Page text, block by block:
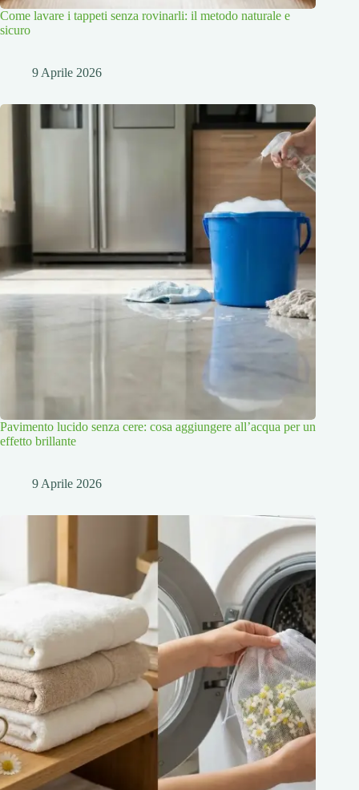
Come lavare i tappeti senza rovinarli: il metodo naturale e
sicuro
9 Aprile 2026
Pavimento lucido senza cere: cosa aggiungere all’acqua per un
effetto brillante
9 Aprile 2026